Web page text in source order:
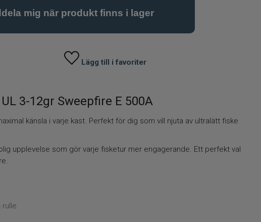
Lägg till i favoriter
3-12gr Sweepfire E 500A
känsla i varje kast. Perfekt för dig som vill njuta av ultralätt fiske
upplevelse som gör varje fisketur mer engagerande. Ett perfekt val